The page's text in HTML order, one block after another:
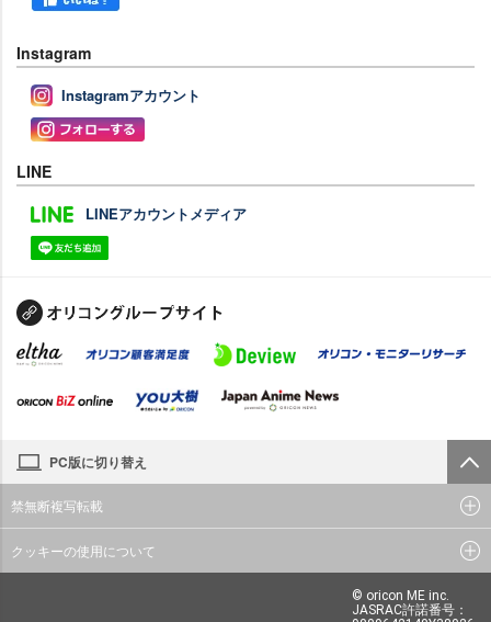
Instagram
Instagramアカウント
LINE
LINEアカウントメディア
PC版に切り替え
禁無断複写転載
クッキーの使用について
© oricon ME inc.
JASRAC許諾番号：